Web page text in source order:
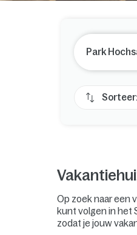
Park
Sorteer:
Op zoek naar een
kunt volgen in het
zodat je jouw